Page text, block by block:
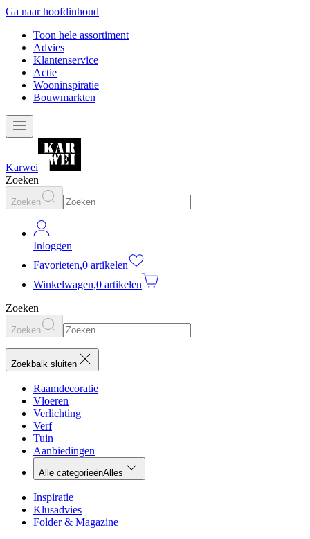
Ga naar hoofdinhoud
Toon hele assortiment
Advies
Klantenservice
Actie
Wooninspiratie
Bouwmarkten
Karwei
Zoeken
Zoeken
Inloggen
Favorieten,0 artikelen
Winkelwagen,0 artikelen
Zoeken
Zoeken
Zoekbalk sluiten
Raamdecoratie
Vloeren
Verlichting
Verf
Tuin
Aanbiedingen
Alle categorieënAlles
Inspiratie
Klusadvies
Folder & Magazine